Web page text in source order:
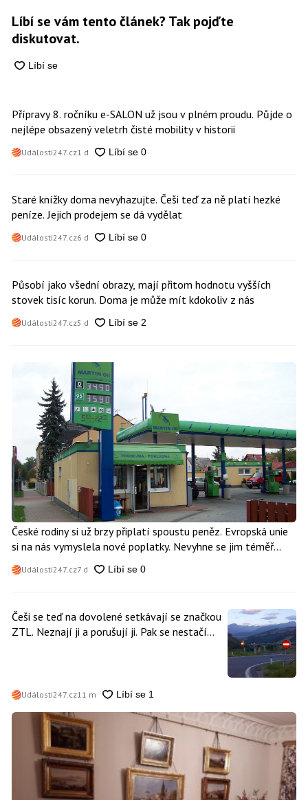
Líbí se vám tento článek? Tak pojďte
diskutovat.
Přípravy 8. ročníku e-SALON už jsou v plném proudu. Půjde o
nejlépe obsazený veletrh čisté mobility v historii
Události247.cz1 d
Staré knížky doma nevyhazujte. Češi teď za ně platí hezké
peníze. Jejich prodejem se dá vydělat
Události247.cz6 d
Působí jako všední obrazy, mají přitom hodnotu vyšších
stovek tisíc korun. Doma je může mít kdokoliv z nás
Události247.cz5 d
České rodiny si už brzy připlatí spoustu peněz. Evropská unie
si na nás vymyslela nové poplatky. Nevyhne se jim téměř
Události247.cz7 d
Češi se teď na dovolené setkávají se značkou
ZTL. Neznají ji a porušují ji. Pak se nestačí
Události247.cz11 m